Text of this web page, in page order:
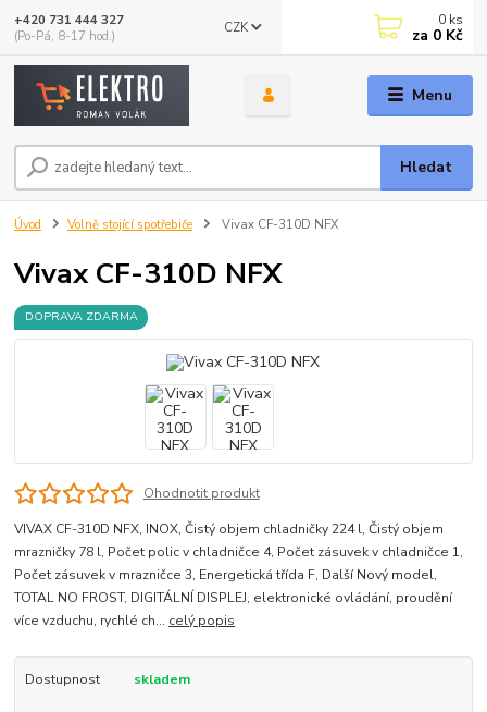
Menu
CZK
Hledat
+420 731 444 327
(Po-Pá, 8-17 hod.)
0 ks
za 0 Kč
Úvod Volně stojící spotřebiče Vivax CF-310D NFX
Vivax CF-310D NFX
DOPRAVA ZDARMA
Ohodnotit produkt
VIVAX CF-310D NFX, INOX, Čistý objem chladničky 224 l, Čistý objem
mrazničky 78 l, Počet polic v chladničce 4, Počet zásuvek v chladničce 1,
Počet zásuvek v mrazničce 3, Energetická třída F, Další Nový model,
TOTAL NO FROST, DIGITÁLNÍ DISPLEJ, elektronické ovládání, proudění
více vzduchu, rychlé ch... celý popis
Dostupnost skladem